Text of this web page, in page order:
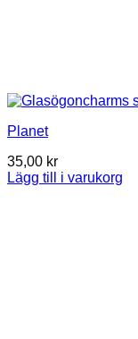
Planet
35,00 kr
Lägg till i varukorg